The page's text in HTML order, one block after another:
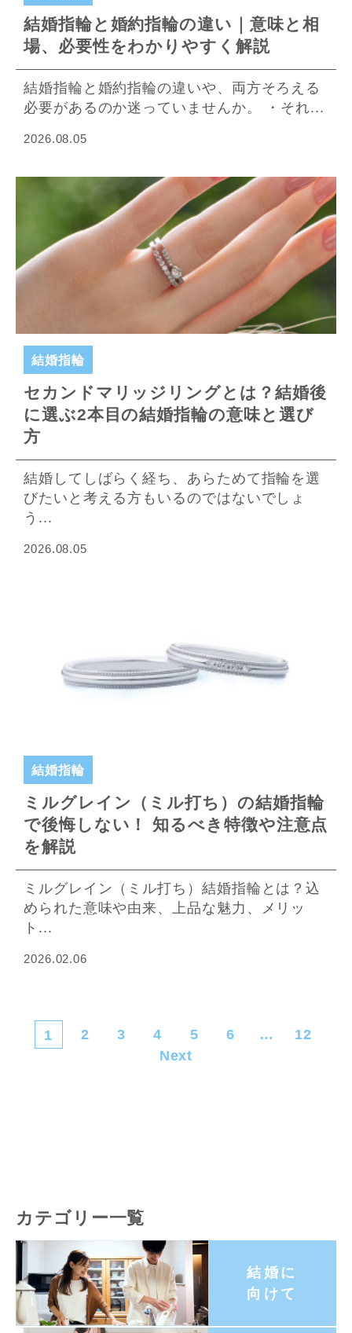
結婚指輪と婚約指輪の違い｜意味と相
場、必要性をわかりやすく解説
結婚指輪と婚約指輪の違いや、両方そろえる
必要があるのか迷っていませんか。 ・それ...
2026.08.05
結婚指輪
セカンドマリッジリングとは？結婚後
に選ぶ2本目の結婚指輪の意味と選び
方
結婚してしばらく経ち、あらためて指輪を選
びたいと考える方もいるのではないでしょ
う...
2026.08.05
結婚指輪
ミルグレイン（ミル打ち）の結婚指輪
で後悔しない！ 知るべき特徴や注意点
を解説
ミルグレイン（ミル打ち）結婚指輪とは？込
められた意味や由来、上品な魅力、メリッ
ト...
2026.02.06
1 2 3 4 5 6 …
12
Next
カテゴリー一覧
結婚に
向けて